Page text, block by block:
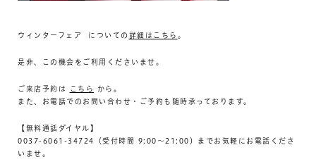
ウィンターフェア についての 詳細はこちら 。
是非、この機会をご利用くださいませ。
ご来店予約は こちら
から。
また、お電話でのお問い合わせ・ご予約も随時承っております。
【無料通話ダイヤル】
0037-6061-34724（受付時間 9:00～21:00）までお気軽にお電話くださ
いませ。